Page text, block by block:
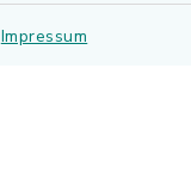
Impressum